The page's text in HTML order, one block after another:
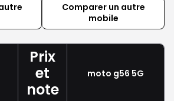
Comparer un autre
mobile
Prix
et
note
moto g56 5G